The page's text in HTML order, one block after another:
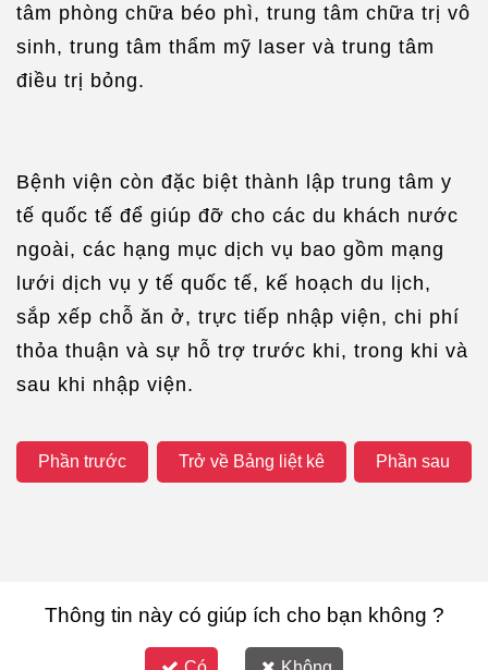
tâm phòng chữa béo phì, trung tâm chữa trị vô
sinh, trung tâm thẩm mỹ laser và trung tâm
điều trị bỏng.
Bệnh viện còn đặc biệt thành lập trung tâm y
tế quốc tế để giúp đỡ cho các du khách nước
ngoài, các hạng mục dịch vụ bao gồm mạng
lưới dịch vụ y tế quốc tế, kế hoạch du lịch,
sắp xếp chỗ ăn ở, trực tiếp nhập viện, chi phí
thỏa thuận và sự hỗ trợ trước khi, trong khi và
sau khi nhập viện.
Phần trước Trở về Bảng liệt kê Phần sau
Thông tin này có giúp ích cho bạn không ?